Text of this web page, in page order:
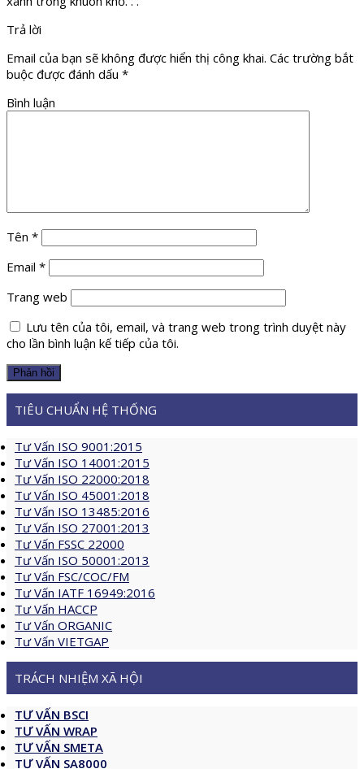
Trả lời
Email của bạn sẽ không được hiển thị công khai. Các trường bắt
buộc được đánh dấu *
Bình luận
Tên *
Email *
Trang web
Lưu tên của tôi, email, và trang web trong trình duyệt này
cho lần bình luận kế tiếp của tôi.
TIÊU CHUẨN HỆ THỐNG
Tư Vấn ISO 9001:2015
Tư Vấn ISO 14001:2015
Tư Vấn ISO 22000:2018
Tư Vấn ISO 45001:2018
Tư Vấn ISO 13485:2016
Tư Vấn ISO 27001:2013
Tư Vấn FSSC 22000
Tư Vấn ISO 50001:2013
Tư Vấn FSC/COC/FM
Tư Vấn IATF 16949:2016
Tư Vấn HACCP
Tư Vấn ORGANIC
Tư Vấn VIETGAP
TRÁCH NHIỆM XÃ HỘI
TƯ VẤN BSCI
TƯ VẤN WRAP
TƯ VẤN SMETA
TƯ VẤN SA8000